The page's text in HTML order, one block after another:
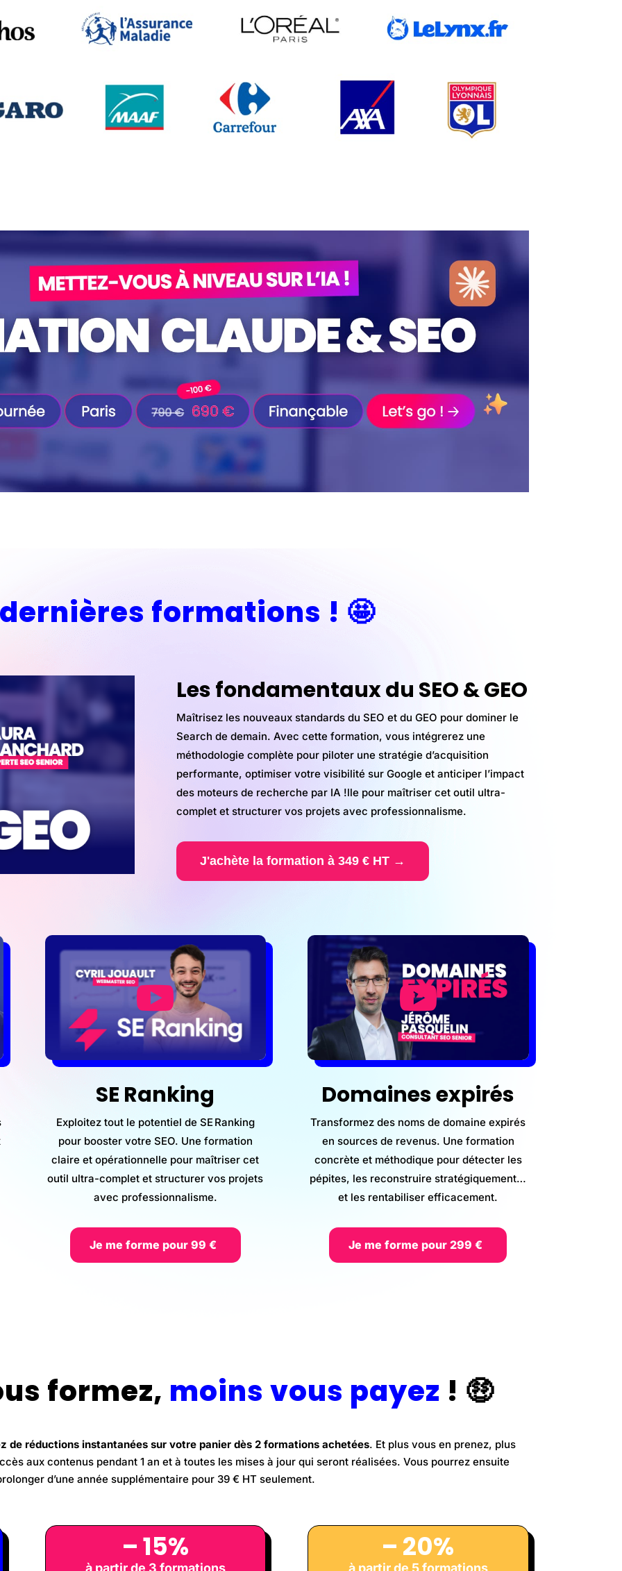
formations ! 🤩
Les fondamentaux du SEO & GEO
Maîtrisez les nouveaux standards du SEO et du GEO pour dominer le
Search de demain. Avec cette formation, vous intégrerez une
méthodologie complète pour piloter une stratégie d’acquisition
performante, optimiser votre visibilité sur Google et anticiper l’impact
des moteurs de recherche par IA !lle pour maîtriser cet outil ultra-
complet et structurer vos projets avec professionnalisme.
J'achète la formation à 349 € HT →
SE Ranking
Exploitez tout le potentiel de SE Ranking
pour booster votre SEO. Une formation
claire et opérationnelle pour maîtriser cet
outil ultra-complet et structurer vos projets
avec professionnalisme.
Je me forme pour 99 €
Domaines expirés
Transformez des noms de domaine expirés
en sources de revenus. Une formation
concrète et méthodique pour détecter les
pépites, les reconstruire stratégiquement…
et les rentabiliser efficacement.
Je me forme pour 299 €
formez, moins vous payez ! 🤑
de réductions instantanées sur votre panier dès 2 formations achetées. Et plus vous en prenez, plus
aux contenus pendant 1 an et à toutes les mises à jour qui seront réalisées. Vous pourrez ensuite
d’une année supplémentaire pour 39 € HT seulement.
– 15%
à partir de 3 formations
– 20%
à partir de 5 formations